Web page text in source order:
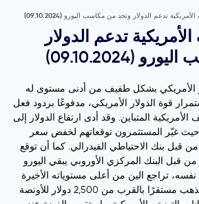
تدعم الدولار وتحد من مكاسب اليورو (09.10.2024)
تدعم الدولار
(09.10.2024)
الأمريكي بشكل طفيف من أدنى مستوى له
قوة الدولار الأمريكي، مدفوعًا بردود فعل
المتباين. وقد أدى ارتفاع الدولار إلى
غيّر المستثمرون توقعاتهم لخفض سعر
قبل بنك الاحتياطي الفيدرالي. كما أن توقع
من قبل البنك المركزي الأوروبي يبقي اليورو
تراجع الين من أعلى مستوياته الأخيرة
مع ارتفاع الدولار، وظل الذهب مستقرًا بالقرب من 2,500 دولار للأونصة